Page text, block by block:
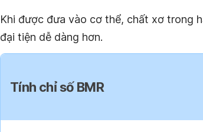
Khi được đưa vào cơ thể, chất xơ trong
đại tiện dễ dàng hơn.
Tính chỉ số BMR